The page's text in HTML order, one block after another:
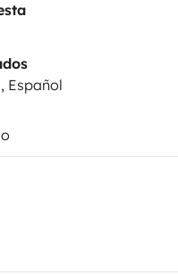
Español